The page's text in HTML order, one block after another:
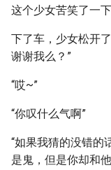
这个少女苦笑了一
下了车，少女松开
谢谢我么？”
“哎~”
“你叹什么气啊”
“如果我猜的没错的
是鬼，但是你却和